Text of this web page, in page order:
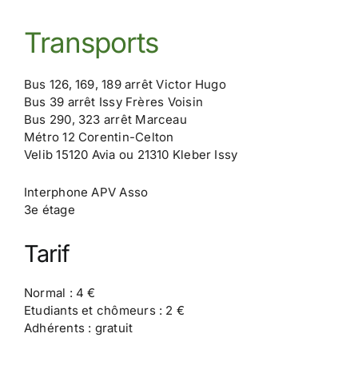
Transports
Bus 126, 169, 189 arrêt Victor Hugo
Bus 39 arrêt Issy Frères Voisin
Bus 290, 323 arrêt Marceau
Métro 12 Corentin-Celton
Velib 15120 Avia ou 21310 Kleber Issy
Interphone APV Asso
3e étage
Tarif
Normal : 4 €
Etudiants et chômeurs : 2 €
Adhérents : gratuit